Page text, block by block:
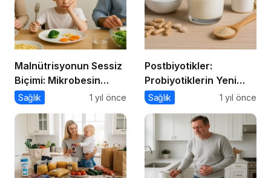
Malnütrisyonun Sessiz
Biçimi: Mikrobesin
Eksikliklerinin
Etkisi
Sağlık 1 yıl önce
Postbiyotikler:
Probiyotiklerin Yeni
Jenerasyonu mu?
Sağlık 1 yıl önce